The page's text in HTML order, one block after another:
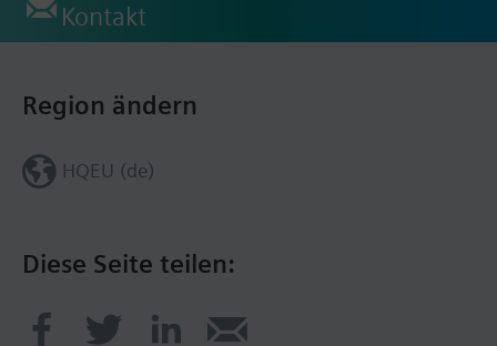
Kontakt
Diese Seite teilen:
Region ändern
HQEU (de)